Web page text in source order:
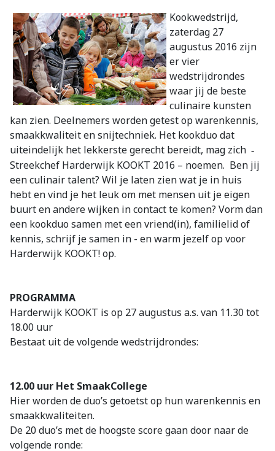
Kookwedstrijd,
zaterdag 27
augustus 2016 zijn
er vier
wedstrijdrondes
waar jij de beste
culinaire kunsten
kan zien. Deelnemers worden getest op warenkennis,
smaakkwaliteit en snijtechniek. Het kookduo dat
uiteindelijk het lekkerste gerecht bereidt, mag zich -
Streekchef Harderwijk KOOKT 2016 – noemen. Ben jij
een culinair talent? Wil je laten zien wat je in huis
hebt en vind je het leuk om met mensen uit je eigen
buurt en andere wijken in contact te komen? Vorm dan
een kookduo samen met een vriend(in), familielid of
kennis, schrijf je samen in - en warm jezelf op voor
Harderwijk KOOKT! op.
PROGRAMMA
Harderwijk KOOKT is op 27 augustus a.s. van 11.30 tot
18.00 uur
Bestaat uit de volgende wedstrijdrondes:
12.00 uur Het SmaakCollege
Hier worden de duo’s getoetst op hun warenkennis en
smaakkwaliteiten.
De 20 duo’s met de hoogste score gaan door naar de
volgende ronde: